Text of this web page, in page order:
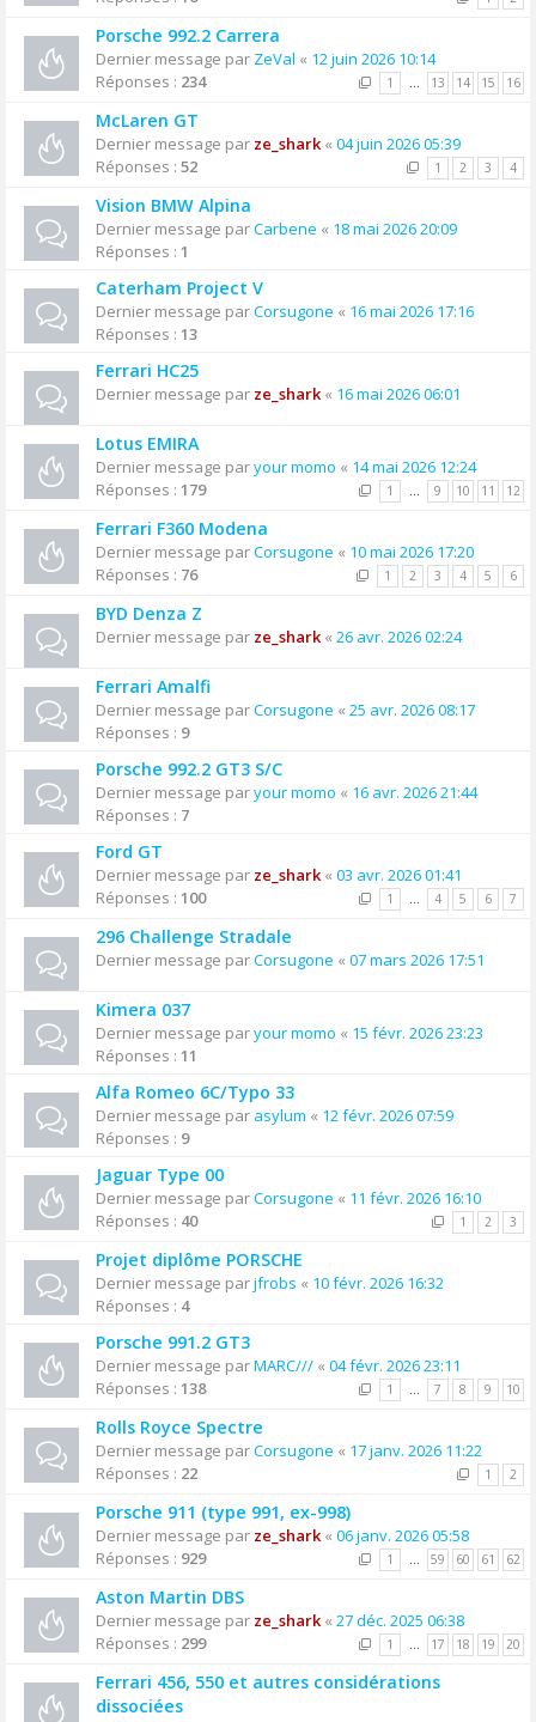
Porsche 992.2 Carrera
Dernier message par ZeVal « 12 juin 2026 10:14
Réponses : 234 1 … 13 14 15 16
McLaren GT
Dernier message par ze_shark« 04 juin 2026 05:39
Réponses : 52 1 2 3 4
Vision BMW Alpina
Dernier message parCarbene « 18 mai 2026 20:09
Réponses : 1
Caterham Project V
Dernier message parCorsugone « 16 mai 2026 17:16
Réponses : 13
Ferrari HC25
Dernier message par ze_shark« 16 mai 2026 06:01
Lotus EMIRA
Dernier message paryour momo « 14 mai 2026 12:24
Réponses : 179 1 … 9 10 11 12
Ferrari F360 Modena
Dernier message parCorsugone « 10 mai 2026 17:20
Réponses : 76 1 2 3 4 5 6
BYD Denza Z
Dernier message par ze_shark« 26 avr. 2026 02:24
Ferrari Amalfi
Dernier message parCorsugone « 25 avr. 2026 08:17
Réponses : 9
Porsche 992.2 GT3 S/C
Dernier message paryour momo « 16 avr. 2026 21:44
Réponses : 7
Ford GT
Dernier message par ze_shark« 03 avr. 2026 01:41
Réponses : 100 1 … 4 5 6 7
296 Challenge Stradale
Dernier message parCorsugone « 07 mars 2026 17:51
Kimera 037
Dernier message paryour momo « 15 févr. 2026 23:23
Réponses : 11
Alfa Romeo 6C/Typo 33
Dernier message par asylum « 12 févr. 2026 07:59
Réponses : 9
Jaguar Type 00
Dernier message parCorsugone « 11 févr. 2026 16:10
Réponses : 40 1 2 3
Projet diplôme PORSCHE
Dernier message parjfrobs « 10 févr. 2026 16:32
Réponses : 4
Porsche 991.2 GT3
Dernier message parMARC/// « 04 févr. 2026 23:11
Réponses : 138 1 … 7 8 9 10
Rolls Royce Spectre
Dernier message parCorsugone « 17 janv. 2026 11:22
Réponses : 22 1 2
Porsche 911 (type 991, ex-998)
Dernier message par ze_shark« 06 janv. 2026 05:58
Réponses : 929 1 … 59 60 61 62
Aston Martin DBS
Dernier message par ze_shark« 27 déc. 2025 06:38
Réponses : 299 1 … 17 18 19 20
Ferrari 456, 550 et autres considérations
dissociées